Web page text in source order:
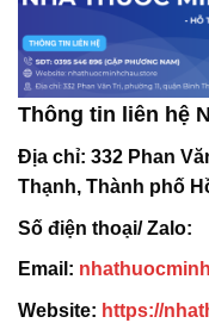
Thông tin liên hệ
Địa chỉ: 332 Phan
Thạnh, Thành phố
Số điện thoại/ Zalo:
Email:
Website: https://